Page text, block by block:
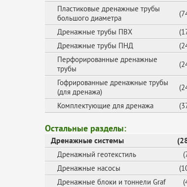
Пластиковые дренажные трубы
большого диаметра
Дренажные трубы ПВХ
Дренажные трубы ПНД
Перфорированные дренажные
трубы
Гофрированные дренажные трубы
(для дренажа)
Комплектующие для дренажа
Остальные разделы:
Дренажные системы
Дренажный геотекстиль
Дренажные насосы
Дренажные блоки и тоннели Graf